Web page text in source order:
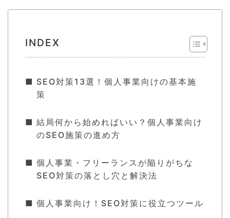
INDEX
SEO対策13選！個人事業向けの基本施
策
結局何から始めればいい？個人事業向け
のSEO施策の進め方
個人事業・フリーランスが陥りがちな
SEO対策の落とし穴と解決法
個人事業向け！SEO対策に役立つツール